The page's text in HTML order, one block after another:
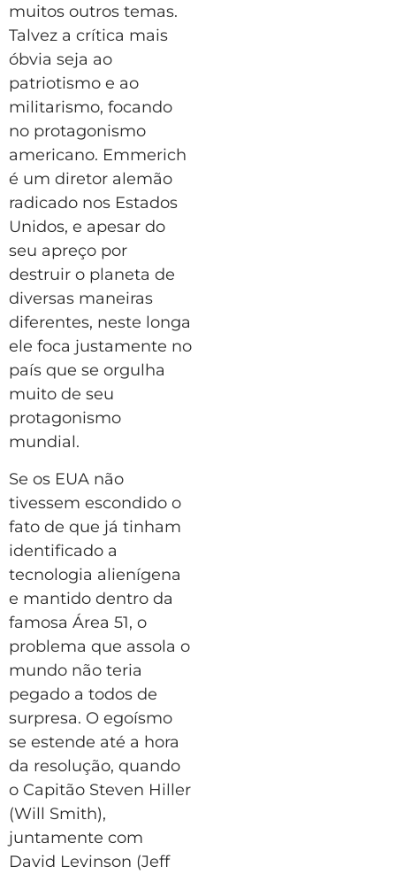
muitos outros temas.
Talvez a crítica mais
óbvia seja ao
patriotismo e ao
militarismo, focando
no protagonismo
americano. Emmerich
é um diretor alemão
radicado nos Estados
Unidos, e apesar do
seu apreço por
destruir o planeta de
diversas maneiras
diferentes, neste longa
ele foca justamente no
país que se orgulha
muito de seu
protagonismo
mundial.
Se os EUA não
tivessem escondido o
fato de que já tinham
identificado a
tecnologia alienígena
e mantido dentro da
famosa Área 51, o
problema que assola o
mundo não teria
pegado a todos de
surpresa. O egoísmo
se estende até a hora
da resolução, quando
o Capitão Steven Hiller
(Will Smith),
juntamente com
David Levinson (Jeff